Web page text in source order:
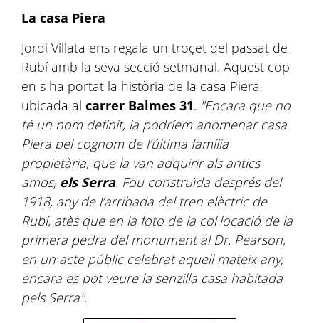
La casa Piera
Jordi Villata ens regala un troçet del passat de
Rubí amb la seva secció setmanal. Aquest cop
en s ha portat la història de la casa Piera,
ubicada al carrer Balmes 31. "Encara que no
té un nom definit, la podríem anomenar casa
Piera pel cognom de l’última família
propietària, que la van adquirir als antics
amos, els Serra. Fou construïda després del
1918, any de l’arribada del tren elèctric de
Rubí, atès que en la foto de la col·locació de la
primera pedra del monument al Dr. Pearson,
en un acte públic celebrat aquell mateix any,
encara es pot veure la senzilla casa habitada
pels Serra".